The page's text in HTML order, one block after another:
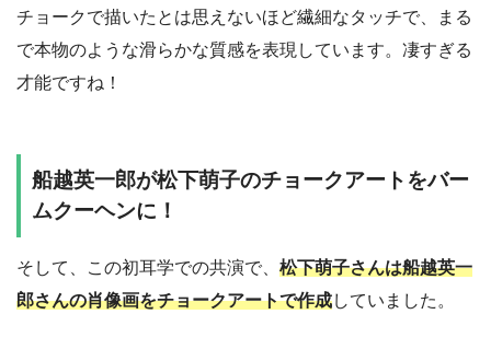
チョークで描いたとは思えないほど繊細なタッチで、まる
で本物のような滑らかな質感を表現しています。凄すぎる
才能ですね！
船越英一郎が松下萌子のチョークアートをバー
ムクーヘンに！
そして、この初耳学での共演で、 松下萌子さんは船越英一
郎さんの肖像画をチョークアートで作成していました。